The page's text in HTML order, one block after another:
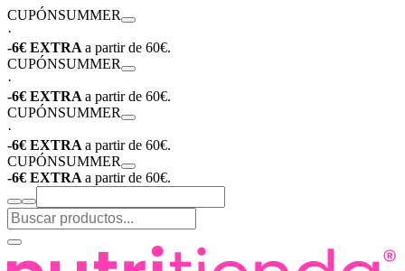
CUPÓNSUMMER
·
-6€ EXTRA a partir de 60€.
CUPÓNSUMMER
·
-6€ EXTRA a partir de 60€.
CUPÓNSUMMER
·
-6€ EXTRA a partir de 60€.
CUPÓNSUMMER
-6€ EXTRA a partir de 60€.